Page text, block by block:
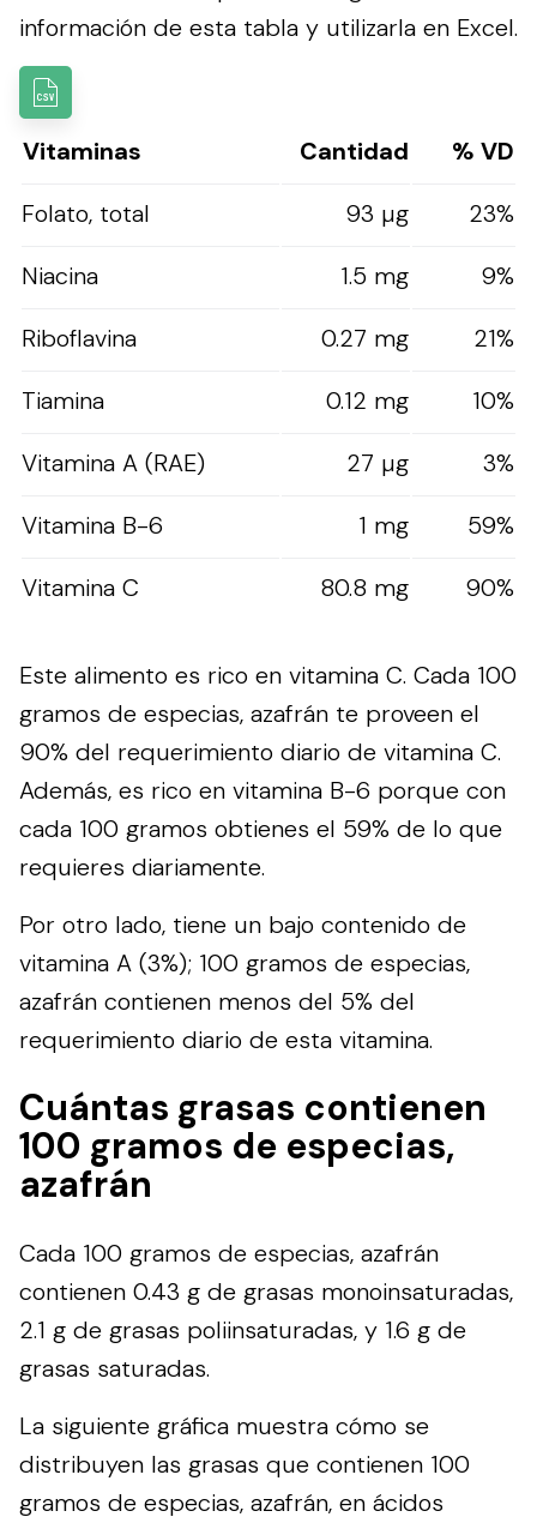
información de esta tabla y utilizarla en Excel.
Vitaminas Cantidad
% VD
Folato, total
93 µg
23%
Niacina
1.5 mg
9%
Riboflavina
0.27 mg
21%
Tiamina
0.12 mg
10%
Vitamina A (RAE)
27 µg
3%
Vitamina B-6
1 mg
59%
Vitamina C
80.8 mg 90%
Este alimento es rico en vitamina C. Cada 100
gramos de especias, azafrán te proveen el
90% del requerimiento diario de vitamina C.
Además, es rico en vitamina B-6 porque con
cada 100 gramos obtienes el 59% de lo que
requieres diariamente.
Por otro lado, tiene un bajo contenido de
vitamina A (3%); 100 gramos de especias,
azafrán contienen menos del 5% del
requerimiento diario de esta vitamina.
Cuántas grasas contienen
100 gramos de especias,
azafrán
Cada 100 gramos de especias, azafrán
contienen 0.43 g de grasas monoinsaturadas,
2.1 g de grasas poliinsaturadas, y 1.6 g de
grasas saturadas.
La siguiente gráfica muestra cómo se
distribuyen las grasas que contienen 100
gramos de especias, azafrán, en ácidos